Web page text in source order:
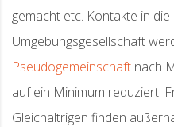
gemacht etc. Kontakte in
Umgebungsgesellschaft
Pseudogemeinschaft nach
auf ein Minimum reduziert.
Gleichaltrigen finden